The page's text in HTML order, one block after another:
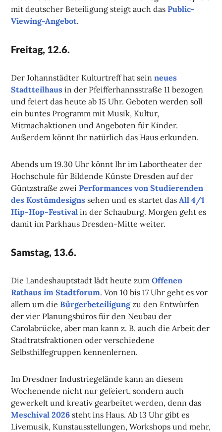
mit deutscher Beteiligung steigt auch dasPublic-
Viewing-Angebot.
Freitag, 12.6.
Der Johannstädter Kulturtreff hat seinneues
Stadtteilhaus in der Pfeifferhannsstraße 11 bezogen
und feiert das heute ab 15 Uhr. Geboten werden soll
ein buntes Programm mit Musik, Kultur,
Mitmachaktionen und Angeboten für Kinder.
Außerdem könnt Ihr natürlich das Haus erkunden.
Abends um 19.30 Uhr könnt Ihr im Labortheater der
Hochschule für Bildende Künste Dresden auf der
Güntzstraße zweiPerformances von Studierenden
des Kostümdesigns sehen und es startet dasAll 4/1
Hip-Hop-Festival in der Schauburg. Morgen geht es
damit im Parkhaus Dresden-Mitte weiter.
Samstag, 13.6.
Die Landeshauptstadt lädt heute zumOffenen
Rathaus im Stadtforum. Von 10 bis 17 Uhr geht es vor
allem um dieBürgerbeteiligungzu den Entwürfen
der vier Planungsbüros für den Neubau der
Carolabrücke, aber man kann z. B. auch die Arbeit der
Stadtratsfraktionen oder verschiedene
Selbsthilfegruppen kennenlernen.
Im Dresdner Industriegelände kann an diesem
Wochenende nicht nur gefeiert, sondern auch
gewerkelt und kreativ gearbeitet werden, denn das
Meschival 2026 steht ins Haus. Ab 13 Uhr gibt es
Livemusik, Kunstausstellungen, Workshops und mehr,